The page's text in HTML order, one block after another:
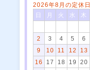
2026年8月の定休日
日
月 火 水 木
2
3 4 5 6
9
10 11 12 13
16
17 18 19 20